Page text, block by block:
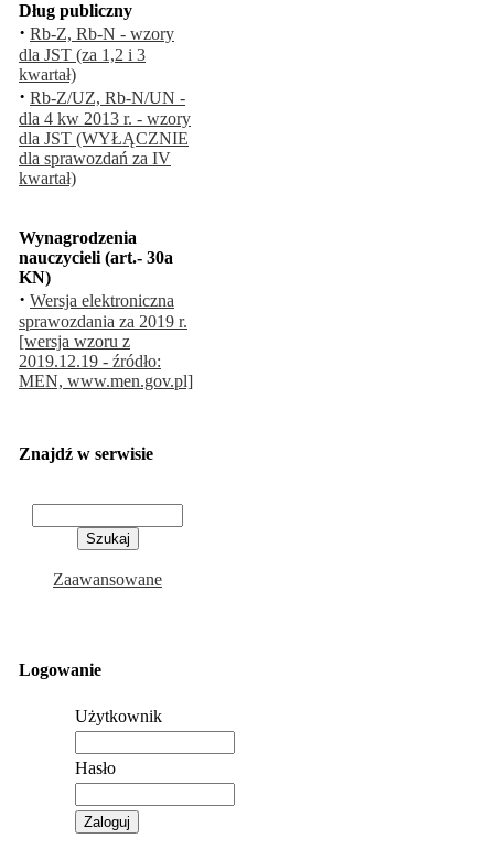
Dług publiczny
· Rb-Z, Rb-N - wzory
dla JST (za 1,2 i 3
kwartał)
· Rb-Z/UZ, Rb-N/UN -
dla 4 kw 2013 r. - wzory
dla JST (WYŁĄCZNIE
dla sprawozdań za IV
kwartał)
Wynagrodzenia
nauczycieli (art.- 30a
KN)
· Wersja elektroniczna
sprawozdania za 2019 r.
[wersja wzoru z
2019.12.19 - źródło:
MEN, www.men.gov.pl]
Znajdź w serwisie
Zaawansowane
Logowanie
Użytkownik
Hasło